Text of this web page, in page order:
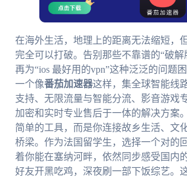
在海外生活，地理上的距离无法缩短，
完全可以打破。告别那些不靠谱的“破解
再为“ios 最好用的vpn”这种泛泛的问题
一个像番茄加速器这样，集全球智能线
支持、无限流量与智能分流、影音游戏
加密和实时专业售后于一体的解决方案
简单的工具，而是你连接故乡生活、文
桥梁。作为法国留学生，选择一个对的
着你能在塞纳河畔，依然同步感受国内
好友开黑吃鸡，深夜刷一部下饭综艺。